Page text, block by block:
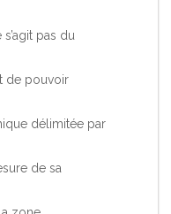
pas du
de pouvoir
délimitée par
de sa